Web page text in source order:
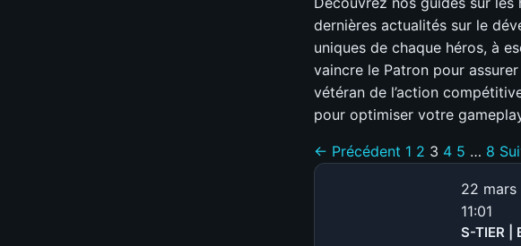
dernières actualités sur le
uniques de chaque héros, à
vaincre le Patron pour
vétéran de l’action
pour optimiser votre
← Précédent 1 2 3 4 5 … 8
22
11:01
S-TIER |